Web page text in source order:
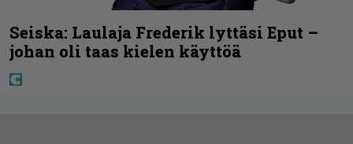
Seiska: Laulaja Frederik lyttäsi Eput –
johan oli taas kielen käyttöä